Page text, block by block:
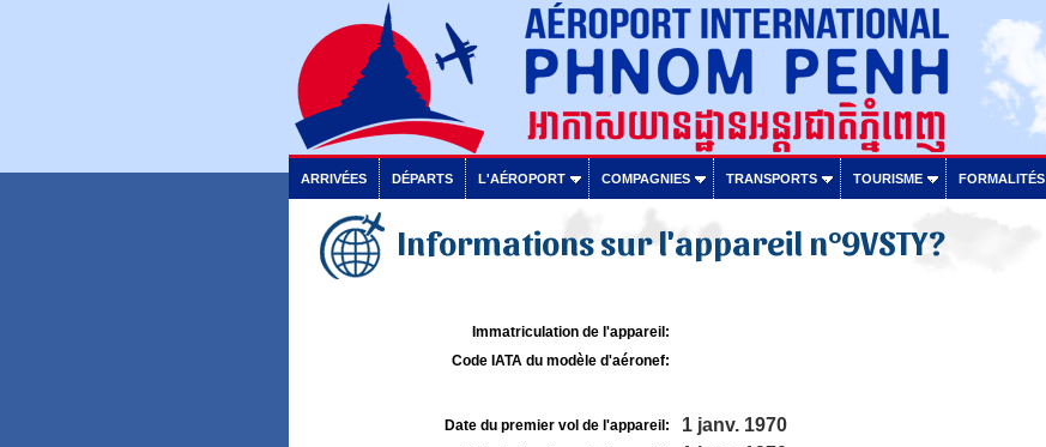
ARRIVÉES DÉPARTS L'AÉROPORT COMPAGNIES TRANSPORTS TOURISME FORMALITÉS
Informations sur l'appareil n°9VSTY?
Immatriculation de l'appareil:
Code IATA du modèle d'aéronef:
Date du premier vol de l'appareil: 1 janv. 1970